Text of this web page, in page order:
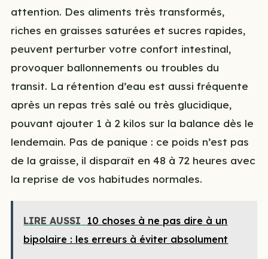
attention. Des aliments très transformés,
riches en graisses saturées et sucres rapides,
peuvent perturber votre confort intestinal,
provoquer ballonnements ou troubles du
transit. La rétention d’eau est aussi fréquente
après un repas très salé ou très glucidique,
pouvant ajouter 1 à 2 kilos sur la balance dès le
lendemain. Pas de panique : ce poids n’est pas
de la graisse, il disparaît en 48 à 72 heures avec
la reprise de vos habitudes normales.
LIRE AUSSI
10 choses à ne pas dire à un
bipolaire : les erreurs à éviter absolument